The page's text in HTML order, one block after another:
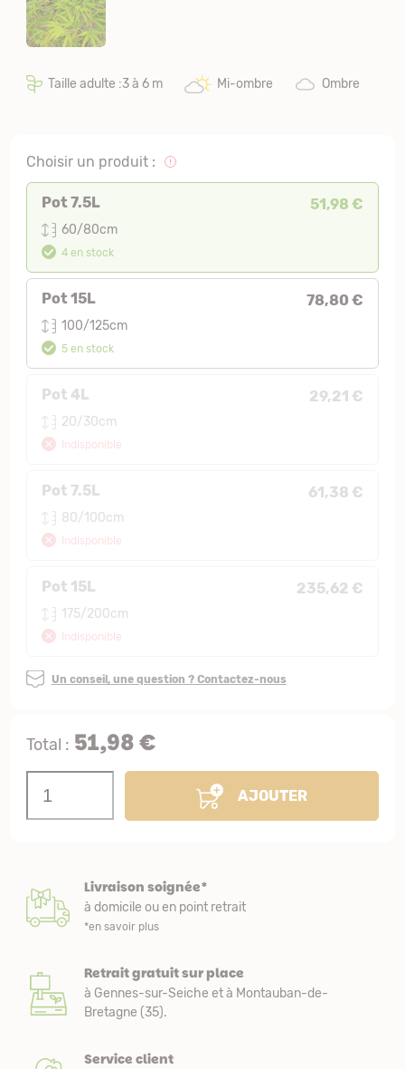
Taille adulte :3 à 6 m Mi-ombre Ombre
Choisir un produit :
Pot 7.5L 51,98 €
60/80cm
4 en stock
Pot 15L 78,80 €
100/125cm
5 en stock
Pot 4L 29,21 €
20/30cm
Indisponible
Pot 7.5L 61,38 €
80/100cm
Indisponible
Pot 15L 235,62 €
175/200cm
Indisponible
Un conseil, une question ? Contactez-nous
Total : 51,98 €
AJOUTER
Livraison soignée*
à domicile ou en point retrait
*en savoir plus
Retrait gratuit sur place
à Gennes-sur-Seiche et à Montauban-de-
Bretagne (35).
Service client